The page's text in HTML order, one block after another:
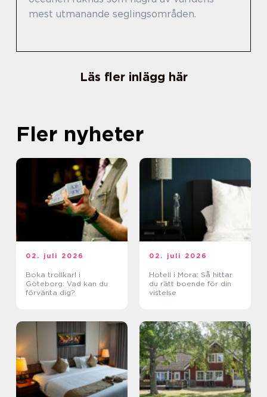
mest utmanande seglingsområden.
Läs fler inlägg här
Fler nyheter
02. juli 2026
Boka trollkarl i
Göteborg: Vad kan du
förvänta dig?
02. juli 2026
Hotell i Mora: Så hittar
du rätt boende för din
vistelse